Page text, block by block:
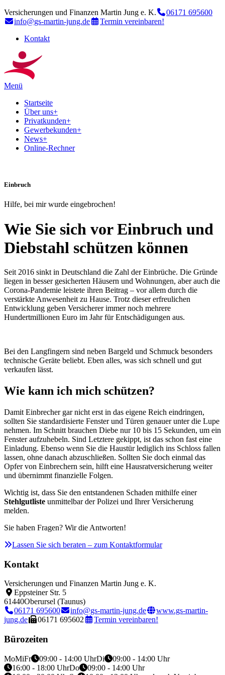
Versicherungen und Finanzen Martin Jung e. K.
06171 695600
info@gs-martin-jung.de
Termin vereinbaren!
Kontakt
Menü
Startseite
Über uns+
Privatkunden+
Gewerbekunden+
News+
Online-Rechner
Einbruch
Hilfe, bei mir wurde eingebrochen!
Wie Sie sich vor Einbruch und
Diebstahl schützen können
Seit 2016 sinkt in Deutschland die Zahl der Einbrüche. Die Gründe
liegen in besser gesicherten Häusern und Wohnungen, aber auch die
Corona-Pandemie leistete ihren Beitrag – vor allem durch die
verstärkte Anwesenheit zu Hause. Trotz dieser erfreulichen
Entwicklung geben Versicherer immer noch mehrere
Hundertmillionen Euro im Jahr für Entschädigungen aus.
Bei den Langfingern sind neben Bargeld und Schmuck besonders
technische Geräte beliebt. Eben alles, was sich schnell und gut
verkaufen lässt.
Wie kann ich mich schützen?
Damit Einbrecher gar nicht erst in das eigene Reich eindringen,
sollten Sie standardisierte Fenster und Türen genauer unter die Lupe
nehmen. Im Schnitt brauchen Diebe nur 10 bis 15 Sekunden, um ein
Fenster aufzuhebeln. Sind Letztere gekippt, ist das schon fast eine
Einladung. Ebenso wenn Sie die Haustür lediglich ins Schloss fallen
lassen, ohne danach abzuschließen. Sollten Sie doch einmal das
Opfer von Einbrechern sein, hilft eine Hausratversicherung weiter
und übernimmt finanzielle Folgen.
Wichtig ist, dass Sie den entstandenen Schaden mithilfe einer
Stehlgutliste unmittelbar der Polizei und Ihrer Versicherung
melden.
Sie haben Fragen? Wir die Antworten!
Lassen Sie sich beraten – zum Kontaktformular
Kontakt
Versicherungen und Finanzen Martin Jung e. K.
Eppsteiner Str. 5
61440Oberursel (Taunus)
06171 695600
info@gs-martin-jung.de
www.gs-martin-
jung.de
06171 695602 Termin vereinbaren!
Bürozeiten
MoMiFr 09:00 - 14:00 UhrDi
09:00 - 14:00 Uhr
16:00 - 18:00 UhrDo
09:00 - 14:00 Uhr